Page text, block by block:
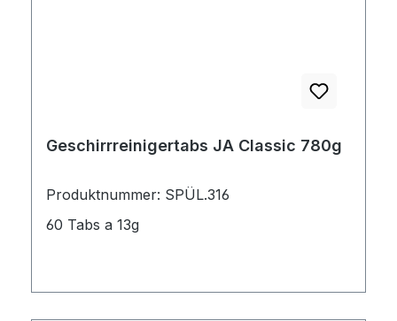
Geschirrreinigertabs JA Classic 780g
Produktnummer: SPÜL.316
60 Tabs a 13g